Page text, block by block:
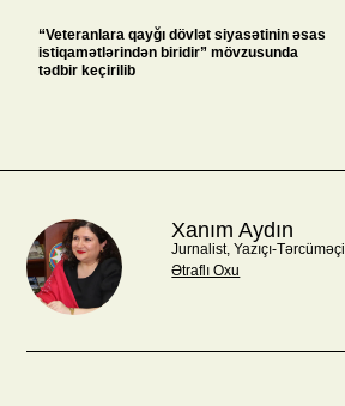
“Veteranlara qayğı dövlət siyasətinin əsas
istiqamətlərindən biridir” mövzusunda
tədbir keçirilib
Xanım Aydın
Jurnalist, Yazıçı-Tərcüməçi
Ətraflı Oxu